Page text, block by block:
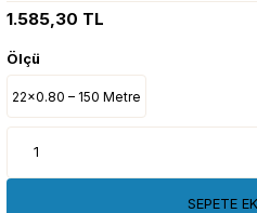
1.585,30 TL
Ölçü
22x0.80 – 150 Metre
SEPETE